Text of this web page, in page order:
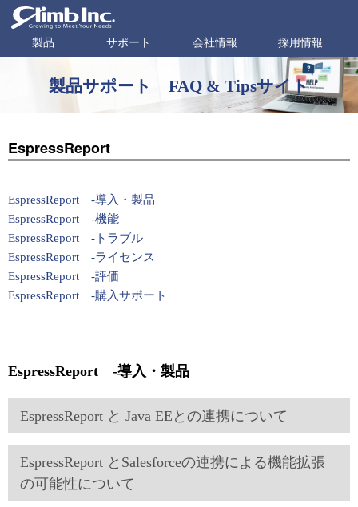
製品 サポート 会社情報 採用情報
製品サポート FAQ & Tipsサイト
EspressReport
EspressReport -導入・製品
EspressReport -機能
EspressReport -トラブル
EspressReport -ライセンス
EspressReport -評価
EspressReport -購入サポート
EspressReport -導入・製品
EspressReport と Java EEとの連携について
EspressReport とSalesforceの連携による機能拡張
の可能性について